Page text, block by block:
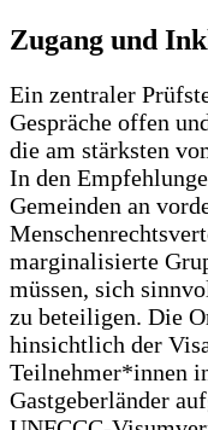
Zugang und
Ein zentraler
Gespräche offen
die am stärksten
In den
Gemeinden an
marginalisierte
müssen, sich
zu beteiligen. Die
hinsichtlich der
Teilnehmer*innen
Gastgeberländer